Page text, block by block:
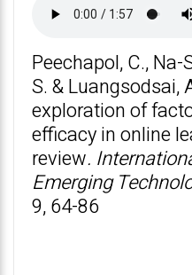
p
p
o
k
Peechapol, C.,
S. & Luangsodsai,
exploration of
efficacy in online
review.
Emerging
9, 64-86